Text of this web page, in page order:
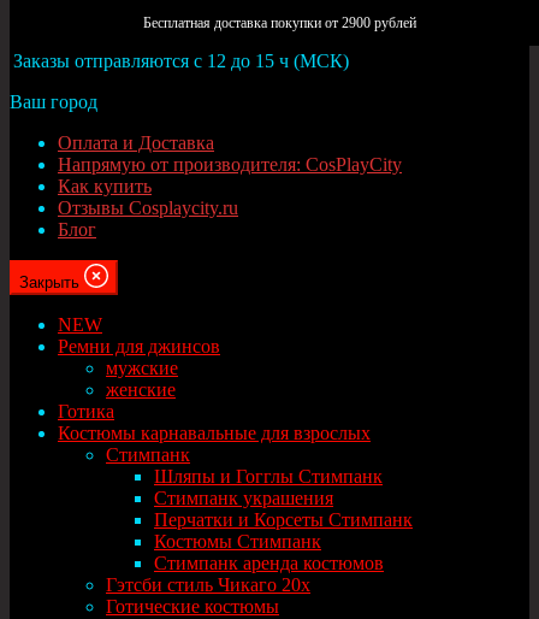
Бесплатная доставка покупки от 2900 рублей
Заказы отправляются с 12 до 15 ч (МСК)
Ваш город
Оплата и Доставка
Напрямую от производителя: CosPlayCity
Как купить
Отзывы Cosplaycity.ru
Блог
Закрыть
NEW
Ремни для джинсов
мужские
женские
Готика
Костюмы карнавальные для взрослых
Стимпанк
Шляпы и Гогглы Стимпанк
Стимпанк украшения
Перчатки и Корсеты Стимпанк
Костюмы Стимпанк
Стимпанк аренда костюмов
Гэтсби стиль Чикаго 20х
Готические костюмы